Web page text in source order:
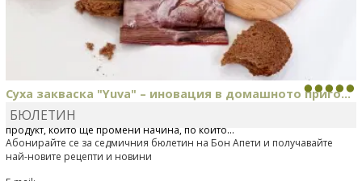
Суха закваска "Yuva" – иновация в домашното приго...
Отскоро Лесафр България стартира предлагането на изцяло нов
продукт, който ще промени начина, по който...
БЮЛЕТИН
Абонирайте се за седмичния бюлетин на Бон Апети и получавайте
най-новите рецепти и новини